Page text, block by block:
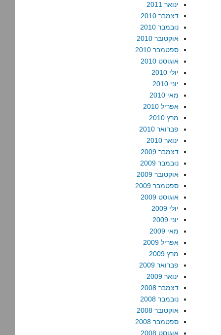
ינואר 2011
דצמבר 2010
נובמבר 2010
אוקטובר 2010
ספטמבר 2010
אוגוסט 2010
יולי 2010
יוני 2010
מאי 2010
אפריל 2010
מרץ 2010
פברואר 2010
ינואר 2010
דצמבר 2009
נובמבר 2009
אוקטובר 2009
ספטמבר 2009
אוגוסט 2009
יולי 2009
יוני 2009
מאי 2009
אפריל 2009
מרץ 2009
פברואר 2009
ינואר 2009
דצמבר 2008
נובמבר 2008
אוקטובר 2008
ספטמבר 2008
אוגוסט 2008